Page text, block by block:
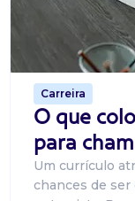
Carreira
O que
para
Um currículo
chances de ser